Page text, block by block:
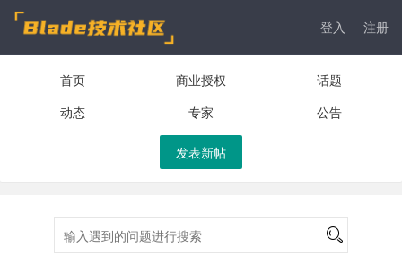
登入 注册
首页 商业授权
话题
动态
专家 公告
发表新帖